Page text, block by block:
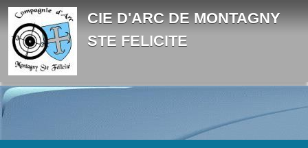
CIE D'ARC DE MONTAGNY
STE FELICITE
Panneau de gestion des cookies